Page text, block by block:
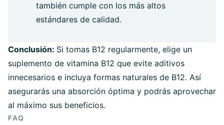
también cumple con los más altos
estándares de calidad.
Conclusión: Si tomas B12 regularmente, elige un
suplemento de vitamina B12 que evite aditivos
innecesarios e incluya formas naturales de B12. Así
asegurarás una absorción óptima y podrás aprovechar
al máximo sus beneficios.
FAQ